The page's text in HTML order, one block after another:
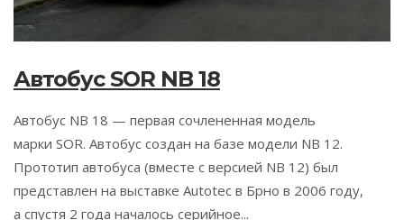
Автобус SOR NB 18
Автобус NB 18 — первая сочлененная модель
марки SOR. Автобус создан на базе модели NB 12.
Прототип автобуса (вместе с версией NB 12) был
представлен на выставке Autotec в Брно в 2006 году,
а спустя 2 года началось серийное...